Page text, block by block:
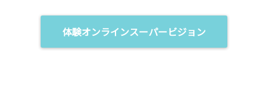
体験オンラインスーパービジョン